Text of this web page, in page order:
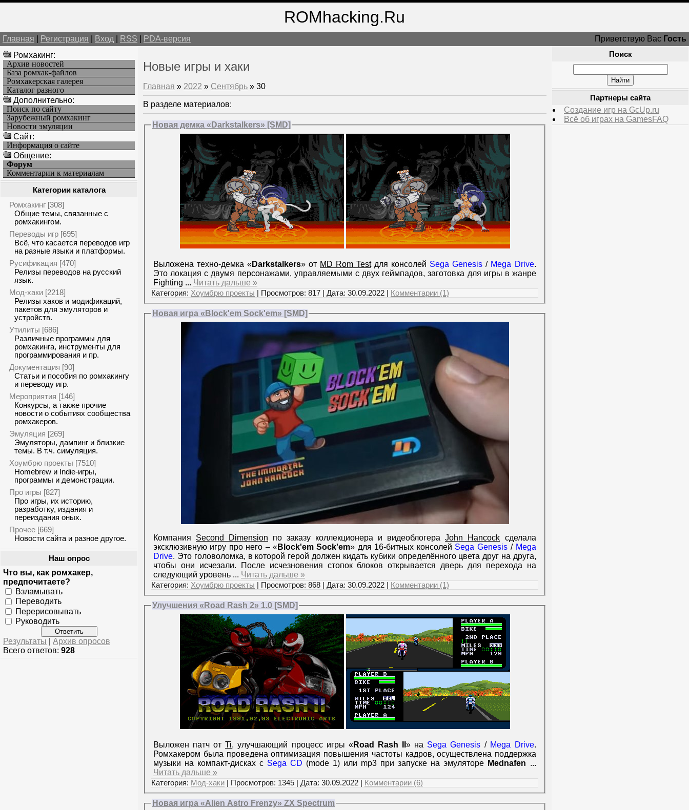
ROMhacking.Ru
Главная Регистрация Вход RSS PDA-версия Приветствую Вас Гость
Ромхакинг:
Архив новостей
База ромхак-файлов
Ромхакерская галерея
Каталог разного
Дополнительно:
Поиск по сайту
Зарубежный ромхакинг
Новости эмуляции
Cайт:
Информация о сайте
Общение:
Форум
Комментарии к материалам
Категории каталога
Ромхакинг [308]
Общие темы, связанные с
ромхакингом.
Переводы игр [695]
Всё, что касается переводов игр
на разные языки и платформы.
Русификация [470]
Релизы переводов на русский
язык.
Мод-хаки [2218]
Релизы хаков и модификаций,
пакетов для эмуляторов и
устройств.
Утилиты [686]
Различные программы для
ромхакинга, инструменты для
программирования и пр.
Документация [90]
Статьи и пособия по ромхакингу
и переводу игр.
Мероприятия [146]
Конкурсы, а также прочие
новости о событиях сообщества
ромхакеров.
Эмуляция [269]
Эмуляторы, дампинг и близкие
темы. В т.ч. симуляция.
Хоумбрю проекты [7510]
Homebrew и Indie-игры,
программы и демонстрации.
Про игры [827]
Про игры, их историю,
разработку, издания и
переиздания оных.
Прочее [669]
Новости сайта и разное другое.
Наш опрос
Что вы, как ромхакер,
предпочитаете?
Взламывать
Переводить
Перерисовывать
Руководить
Результаты
Архив опросов
Всего ответов: 928
Новые игры и хаки
Главная » 2022 » Сентябрь » 30
В разделе материалов:
Новая демка «Darkstalkers» [SMD]
Выложена техно-демка «Darkstalkers» от MD Rom Testдля консолей Sega Genesis / Mega Drive.
Это локация с двумя персонажами, управляемыми с двух геймпадов, заготовка для игры в жанре
Fighting ... Читать дальше »
Категория: Хоумбрю проекты | Просмотров: 817 | Дата: 30.09.2022 Комментарии (1)
Новая игра «Block'em Sock'em» [SMD]
Компания Second Dimension по заказу коллекционера и видеоблогера John Hancock сделала
эксклюзивную игру про него – «Block'em Sock'em» для 16-битных консолей Sega Genesis / Mega
Drive. Это головоломка, в которой герой должен кидать кубики определённого цвета друг на друга,
чтобы они исчезали. После исчезновения стопок блоков открывается дверь для перехода на
следующий уровень ... Читать дальше »
Категория: Хоумбрю проекты | Просмотров: 868 | Дата: 30.09.2022 Комментарии (1)
Улучшения «Road Rash 2» 1.0 [SMD]
Выложен патч от Ti, улучшающий процесс игры «Road Rash II » на Sega Genesis / Mega Drive.
Ромхакером была проведена оптимизация повышения частоты кадров, осуществлена поддержка
музыки на компакт-дисках с Sega CD (mode 1) или mp3 при запуске на эмуляторе Mednafen ...
Читать дальше »
Категория: Мод-хаки | Просмотров: 1345 | Дата: 30.09.2022 Комментарии (6)
Новая игра «Alien Astro Frenzy» ZX Spectrum
Поиск
Партнеры сайта
Создание игр на GcUp.ru
Всё об играх на GamesFAQ